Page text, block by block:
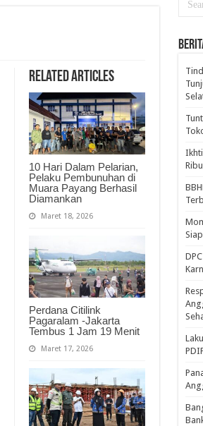
Related Articles
10 Hari Dalam Pelarian,
Pelaku Pembunuhan di
Muara Payang Berhasil
Diamankan
Maret 18, 2026
Perdana Citilink
Pagaralam -Jakarta
Tembus 1 Jam 19 Menit
Maret 17, 2026